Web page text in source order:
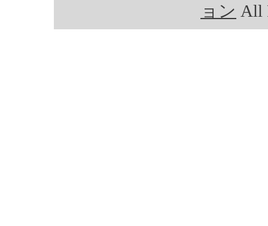
ョン All